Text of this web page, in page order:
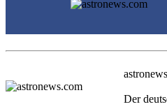
Der